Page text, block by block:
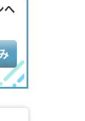
へ